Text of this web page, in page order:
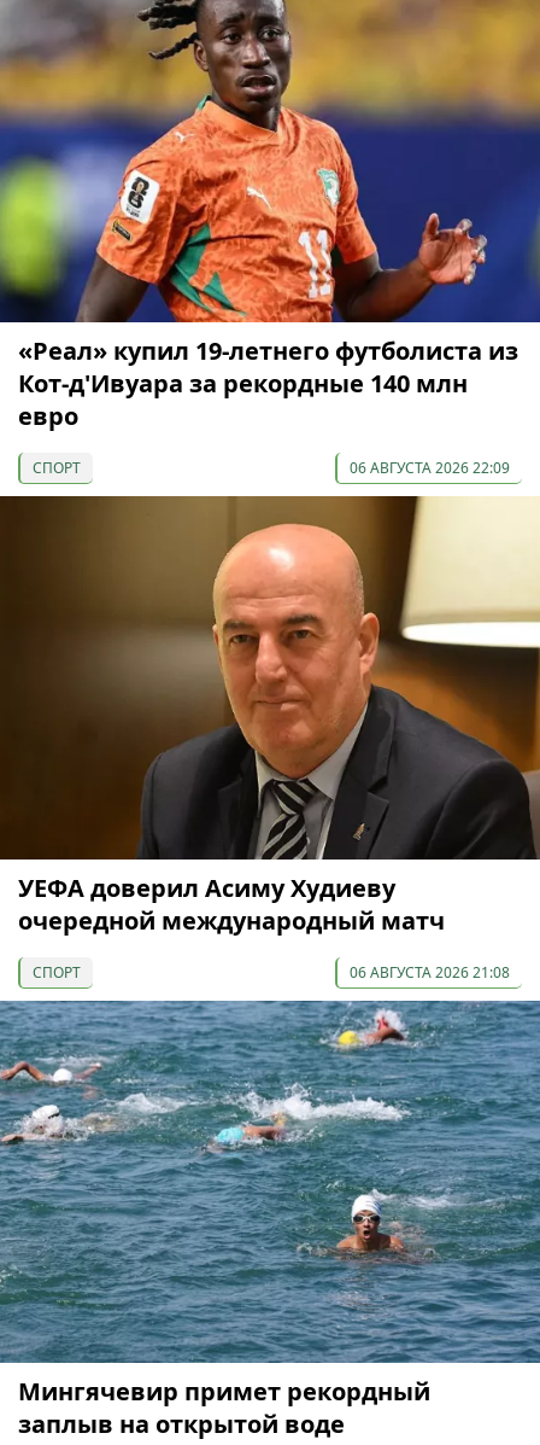
«Реал» купил 19-летнего футболиста из
Кот-д'Ивуара за рекордные 140 млн
евро
СПОРТ 06 АВГУСТА 2026 22:09
УЕФА доверил Асиму Худиеву
очередной международный матч
СПОРТ 06 АВГУСТА 2026 21:08
Мингячевир примет рекордный
заплыв на открытой воде